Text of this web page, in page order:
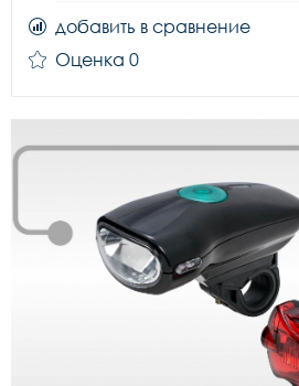
добавить в сравнение
Оценка 0